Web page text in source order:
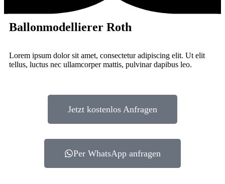
Ballonmodellierer Roth
Lorem ipsum dolor sit amet, consectetur adipiscing elit. Ut elit
tellus, luctus nec ullamcorper mattis, pulvinar dapibus leo.
Jetzt kostenlos Anfragen
Per WhatsApp anfragen